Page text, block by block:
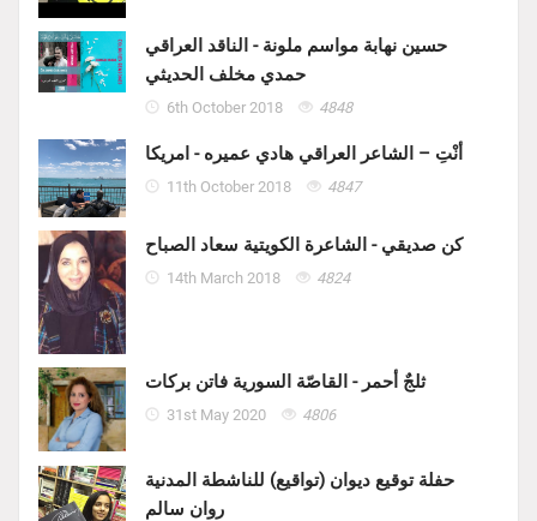
حسين نهابة مواسم ملونة - الناقد العراقي
حمدي مخلف الحديثي
6th October 2018 4848
أنْتِ – الشاعر العراقي هادي عميره - امريكا
11th October 2018 4847
كن صديقي - الشاعرة الكويتية سعاد الصباح
14th March 2018 4824
ثلجٌ أحمر - القاصّة السورية فاتن بركات
31st May 2020 4806
حفلة توقيع ديوان (تواقيع) للناشطة المدنية
روان سالم